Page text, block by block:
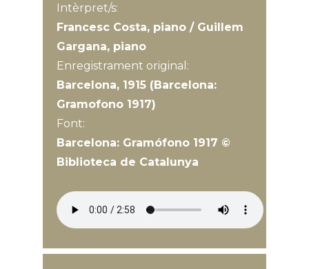
Intèrpret/s:
Francesc Costa, piano / Guillem
Gargana, piano
Enregistrament original:
Barcelona, 1915 (Barcelona:
Gramofono 1917)
Font:
Barcelona: Gramófono 1917 ©
Biblioteca de Catalunya